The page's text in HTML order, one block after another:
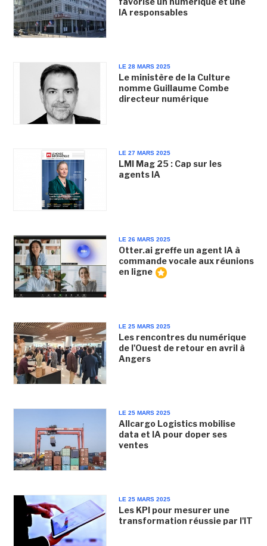
IA responsables
LE 28 MARS 2025
Le ministère de la Culture
nomme Guillaume Combe
directeur numérique
LE 27 MARS 2025
LMI Mag 25 : Cap sur les
agents IA
LE 26 MARS 2025
Otter.ai greffe un agent IA à
commande vocale aux réunions
en ligne
LE 25 MARS 2025
Les rencontres du numérique
de l'Ouest de retour en avril à
Angers
LE 25 MARS 2025
Allcargo Logistics mobilise
data et IA pour doper ses
ventes
LE 25 MARS 2025
Les KPI pour mesurer une
transformation réussie par l'IT